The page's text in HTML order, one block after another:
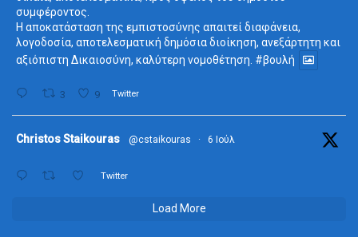
συμφέροντος.
Η αποκατάσταση της εμπιστοσύνης απαιτεί διαφάνεια,
λογοδοσία, αποτελεσματική δημόσια διοίκηση, ανεξάρτητη και
αξιόπιστη Δικαιοσύνη, καλύτερη νομοθέτηση. #βουλή
3 9 Twitter
Christos Staikouras @cstaikouras · 6 Ιούλ
Twitter
Load More